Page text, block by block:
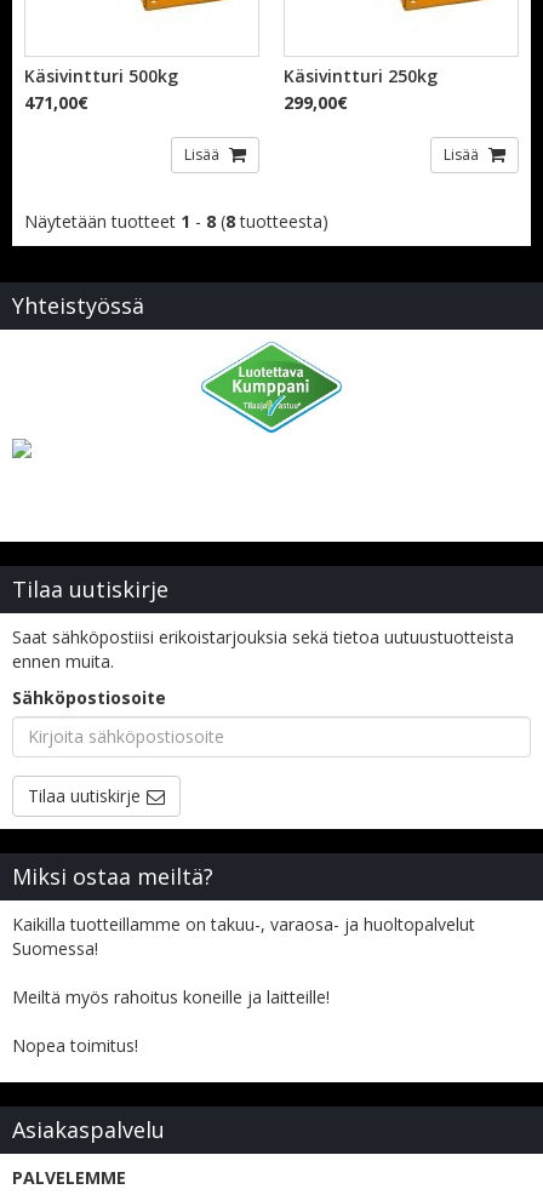
Käsivintturi 500kg
471,00€
Lisää
Käsivintturi 250kg
299,00€
Lisää
Näytetään tuotteet 1 - 8 (8tuotteesta)
Yhteistyössä
Tilaa uutiskirje
Saat sähköpostiisi erikoistarjouksia sekä tietoa uutuustuotteista
ennen muita.
Sähköpostiosoite
Tilaa uutiskirje
Miksi ostaa meiltä?
Kaikilla tuotteillamme on takuu-, varaosa- ja huoltopalvelut
Suomessa!
Meiltä myös rahoitus koneille ja laitteille!
Nopea toimitus!
Asiakaspalvelu
PALVELEMME